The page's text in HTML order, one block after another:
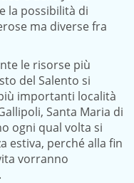
la possibilità di
ma diverse fra
le risorse più
del Salento si
importanti località
Santa Maria di
ogni qual volta si
estiva, perché alla fin
vorranno